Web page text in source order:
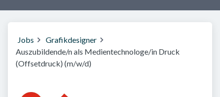
Jobs
Grafikdesigner
Auszubildende/n als Medientechnologe/in Druck
(Offsetdruck) (m/w/d)